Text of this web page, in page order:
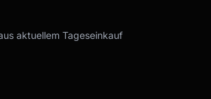
aktuellem Tageseinkauf